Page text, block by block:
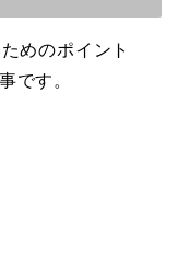
めのポイント
です。